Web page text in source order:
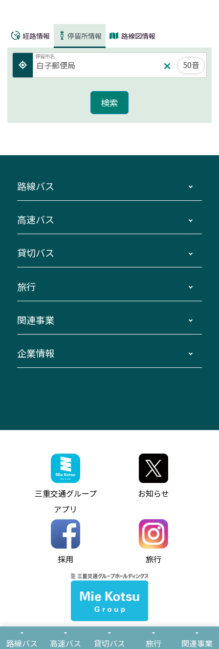
経路情報 停留所情報 路線図情報
停留所名
50音
路線バス
主要停留所案内図・時刻表
路線バスのご利用方法
三重交通接近情報バスロケーションシステム
ダイヤ改正情報
迂回・休止について
臨時バスについて
伊勢二見鳥羽周遊バスCANばす
「みえブルーライン」（三重大学病院直通バ
神都ライナー
ミジュマルのラッピングバス（鈴鹿管内）
参宮バス
神都バス
パールシャトル
バス情報の見える化
コミュニティバス
バス・タクシー交通広告
異常事態発生時のお願い
高速バス
南紀・VISON～横浜・東京・埼玉
伊賀～名古屋
南紀～VISON～名古屋
湯の山温泉～名古屋
桑名・長島温泉・金城ふ頭駅～中部国際空港
（休止中）
お客様駐車場のご案内
アイコンの説明
インターネット予約
よくあるご質問
お問い合わせ
貸切バス
貸切バスのご利用について
お問い合わせ
旅行
貸切バス団体旅行
美し国周遊ばす
関連事業
自家用自動車車両運行管理
ザ・バスコレクション三重交通バスセット
三重交通公式グッズ
企業情報
ファンコーナー
お問い合わせ
お知らせ・最新情報一覧
ニュースリリース
お問い合わせ
個人情報保護方針
ソーシャルメディア運用ポリシー
ホームページのご利用にあたって
Notes for Using this Website
サイトマップ
三重交通グループ
アプリ
お知らせ
採用 旅行
© Mie Kotsu Co.,Ltd.
路線バス
高速バス 貸切バス 旅行 関連事業